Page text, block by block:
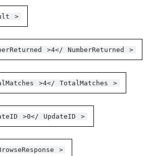
>
>4</ NumberReturned >
>4</ TotalMatches >
>0</ UpdateID >
>